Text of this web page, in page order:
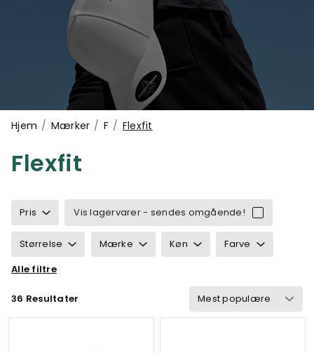
Hjem Mærker F Flexfit
Flexfit
Pris Vis lagervarer - sendes omgående!
Størrelse Mærke Køn Farve
Ansvarlighed
Alle filtre
36 Resultater